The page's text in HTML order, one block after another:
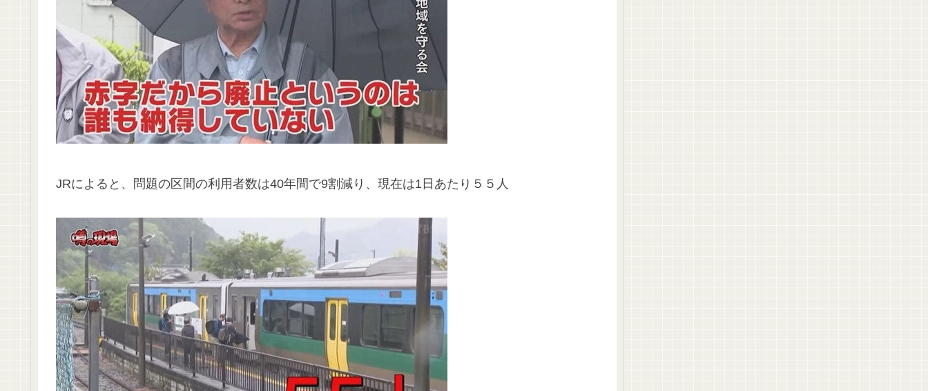
JRによると、問題の区間の利用者数は40年間で9割減り、現在は1日あたり５５人